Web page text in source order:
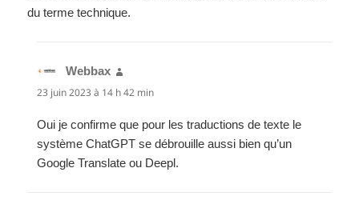
du terme technique.
Webbax
23 juin 2023 à 14 h 42 min
Oui je confirme que pour les traductions de texte le
système ChatGPT se débrouille aussi bien qu’un
Google Translate ou Deepl.